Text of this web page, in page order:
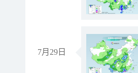
7月29日